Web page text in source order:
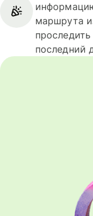
маршрута
последний